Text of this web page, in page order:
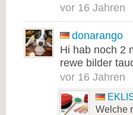
vor 16 Jahren
donarango
Hi hab noch 2
rewe bilder
vor 16 Jahren
Welche